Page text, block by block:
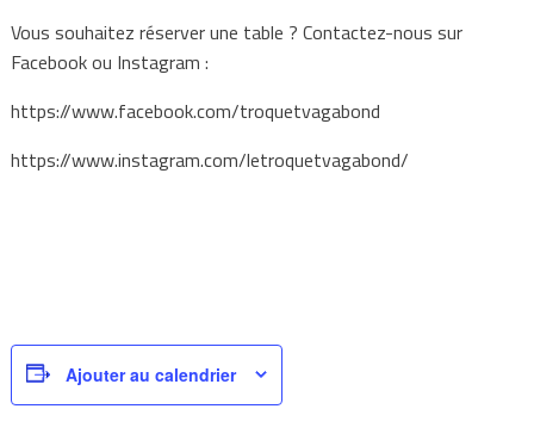
Vous souhaitez réserver une table ? Contactez-nous sur
Facebook ou Instagram :
https://www.facebook.com/troquetvagabond
https://www.instagram.com/letroquetvagabond/
Ajouter au calendrier